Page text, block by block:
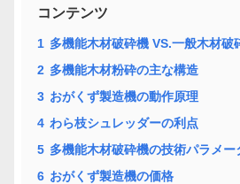
コンテンツ
1 多機能木材破砕機 VS.一般木材破
2 多機能木材粉砕の主な構造
3 おがくず製造機の動作原理
4 わら枝シュレッダーの利点
5 多機能木材破砕機の技術パラメー
6 おがくず製造機の価格